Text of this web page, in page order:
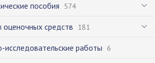
пособия 574
средств 181
исследовательские работы 6